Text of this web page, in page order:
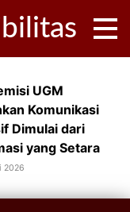
UGM
Komunikasi
Dimulai dari
yang Setara
2026